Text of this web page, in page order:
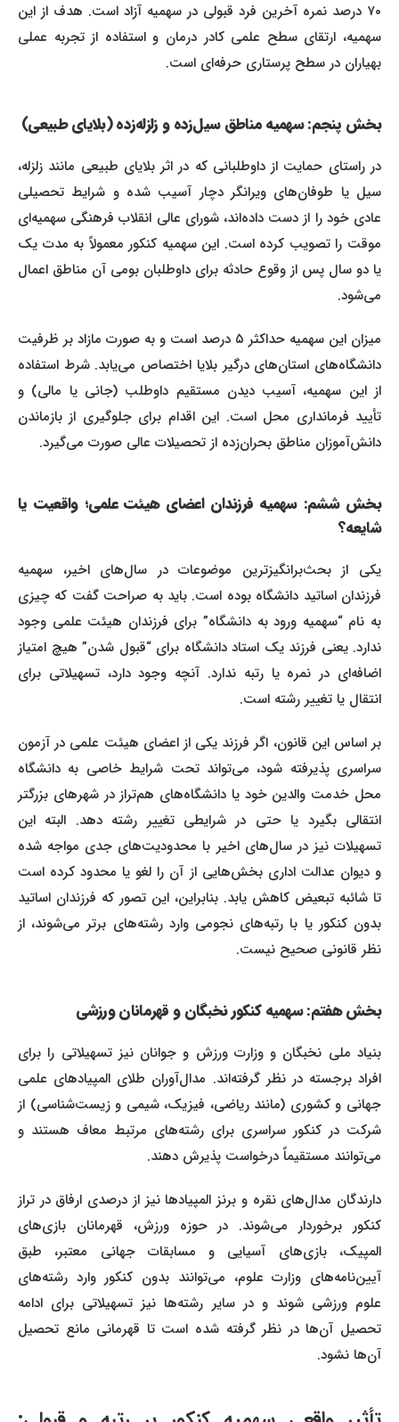
۷۰ درصد نمره آخرین فرد قبولی در سهمیه آزاد است. هدف از این
سهمیه، ارتقای سطح علمی کادر درمان و استفاده از تجربه عملی
بهیاران در سطح پرستاری حرفه‌ای است.
بخش پنجم: سهمیه مناطق سیل‌زده و زلزله‌زده (بلایای طبیعی)
در راستای حمایت از داوطلبانی که در اثر بلایای طبیعی مانند زلزله،
سیل یا طوفان‌های ویرانگر دچار آسیب شده و شرایط تحصیلی
عادی خود را از دست داده‌اند، شورای عالی انقلاب فرهنگی سهمیه‌ای
موقت را تصویب کرده است. این سهمیه کنکور معمولاً به مدت یک
یا دو سال پس از وقوع حادثه برای داوطلبان بومی آن مناطق اعمال
می‌شود.
میزان این سهمیه حداکثر ۵ درصد است و به صورت مازاد بر ظرفیت
دانشگاه‌های استان‌های درگیر بلایا اختصاص می‌یابد. شرط استفاده
از این سهمیه، آسیب دیدن مستقیم داوطلب (جانی یا مالی) و
تأیید فرمانداری محل است. این اقدام برای جلوگیری از بازماندن
دانش‌آموزان مناطق بحران‌زده از تحصیلات عالی صورت می‌گیرد.
بخش ششم: سهمیه فرزندان اعضای هیئت علمی؛ واقعیت یا
شایعه؟
یکی از بحث‌برانگیزترین موضوعات در سال‌های اخیر، سهمیه
فرزندان اساتید دانشگاه بوده است. باید به صراحت گفت که چیزی
به نام “سهمیه ورود به دانشگاه” برای فرزندان هیئت علمی وجود
ندارد. یعنی فرزند یک استاد دانشگاه برای “قبول شدن” هیچ امتیاز
اضافه‌ای در نمره یا رتبه ندارد. آنچه وجود دارد، تسهیلاتی برای
انتقال یا تغییر رشته است.
بر اساس این قانون، اگر فرزند یکی از اعضای هیئت علمی در آزمون
سراسری پذیرفته شود، می‌تواند تحت شرایط خاصی به دانشگاه
محل خدمت والدین خود یا دانشگاه‌های هم‌تراز در شهرهای بزرگتر
انتقالی بگیرد یا حتی در شرایطی تغییر رشته دهد. البته این
تسهیلات نیز در سال‌های اخیر با محدودیت‌های جدی مواجه شده
و دیوان عدالت اداری بخش‌هایی از آن را لغو یا محدود کرده است
تا شائبه تبعیض کاهش یابد. بنابراین، این تصور که فرزندان اساتید
بدون کنکور یا با رتبه‌های نجومی وارد رشته‌های برتر می‌شوند، از
نظر قانونی صحیح نیست.
بخش هفتم: سهمیه کنکور نخبگان و قهرمانان ورزشی
بنیاد ملی نخبگان و وزارت ورزش و جوانان نیز تسهیلاتی را برای
افراد برجسته در نظر گرفته‌اند. مدال‌آوران طلای المپیادهای علمی
جهانی و کشوری (مانند ریاضی، فیزیک، شیمی و زیست‌شناسی) از
شرکت در کنکور سراسری برای رشته‌های مرتبط معاف هستند و
می‌توانند مستقیماً درخواست پذیرش دهند.
دارندگان مدال‌های نقره و برنز المپیادها نیز از درصدی ارفاق در تراز
کنکور برخوردار می‌شوند. در حوزه ورزش، قهرمانان بازی‌های
المپیک، بازی‌های آسیایی و مسابقات جهانی معتبر، طبق
آیین‌نامه‌های وزارت علوم، می‌توانند بدون کنکور وارد رشته‌های
علوم ورزشی شوند و در سایر رشته‌ها نیز تسهیلاتی برای ادامه
تحصیل آن‌ها در نظر گرفته شده است تا قهرمانی مانع تحصیل
آن‌ها نشود.